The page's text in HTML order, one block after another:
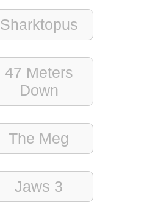
Sharktopus
47 Meters
Down
The Meg
Jaws 3